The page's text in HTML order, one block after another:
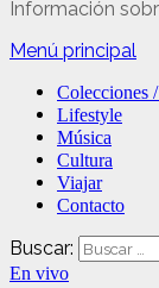
Información
Menú principal
Colecciones
Lifestyle
Música
Cultura
Viajar
Contacto
Buscar:
En vivo